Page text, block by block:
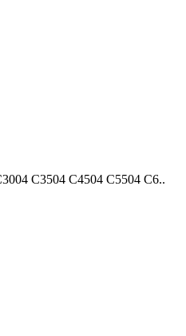
С3504 C4504 С5504 С6..